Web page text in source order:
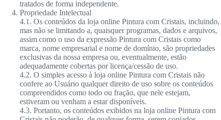
tratados de forma independente.
Propriedade Intelectual
4.1. Os conteúdos da loja online Pintura com Cristais, incluindo,
mas não se limitando a, quaisquer programas, dados e arquivos,
assim como o uso da expressão Pintura com Cristais como
marca, nome empresarial e nome de domínio, são propriedades
exclusivas da nossa empresa ou, eventualmente, estão
adequadamente cobertas por licença/cessão de uso.
4.2. O simples acesso à loja online Pintura com Cristais não
confere ao Usuário qualquer direito de uso sobre os conteúdos
compreendidos como todo ou fração, que nele estejam,
estiveram ou venham a estar disponíveis.
4.3. Portanto, os conteúdos exibidos na loja online Pintura com